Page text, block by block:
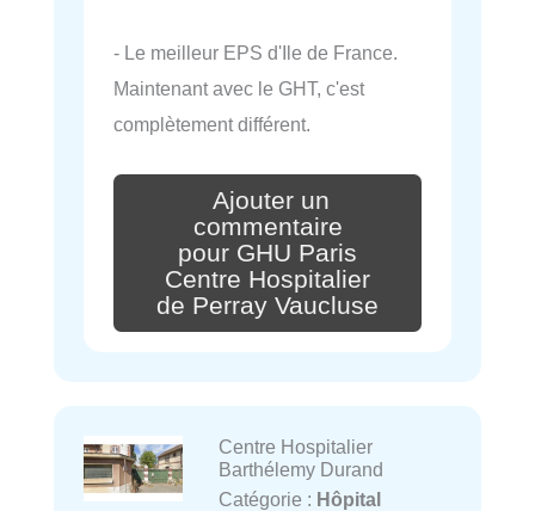
- Le meilleur EPS d'Ile de France.
Maintenant avec le GHT, c'est
complètement différent.
Ajouter un
commentaire
pour GHU Paris
Centre Hospitalier
de Perray Vaucluse
Centre Hospitalier
Barthélemy Durand
Catégorie : Hôpital